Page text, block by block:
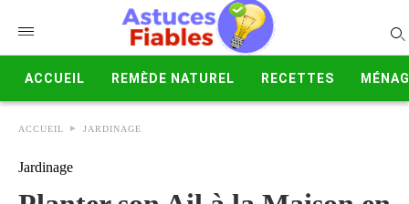
ACCUEIL REMÈDE NATUREL RECETTES
ACCUEIL JARDINAGE
Jardinage